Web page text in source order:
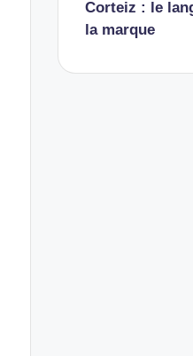
Corteiz : le
la marque